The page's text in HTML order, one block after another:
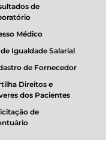
de
Médico
de Igualdade Salarial
de Fornecedor
Direitos e
dos Pacientes
de